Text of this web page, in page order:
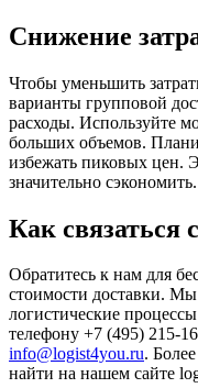
Снижение
Чтобы уменьшить
варианты групповой
расходы. Используйте
больших объемов.
избежать пиковых цен.
значительно сэкономить.
Как связаться
Обратитесь к нам для
стоимости доставки.
логистические
телефону +7 (495) 215-
info@logist4you.ru.
найти на нашем сайте